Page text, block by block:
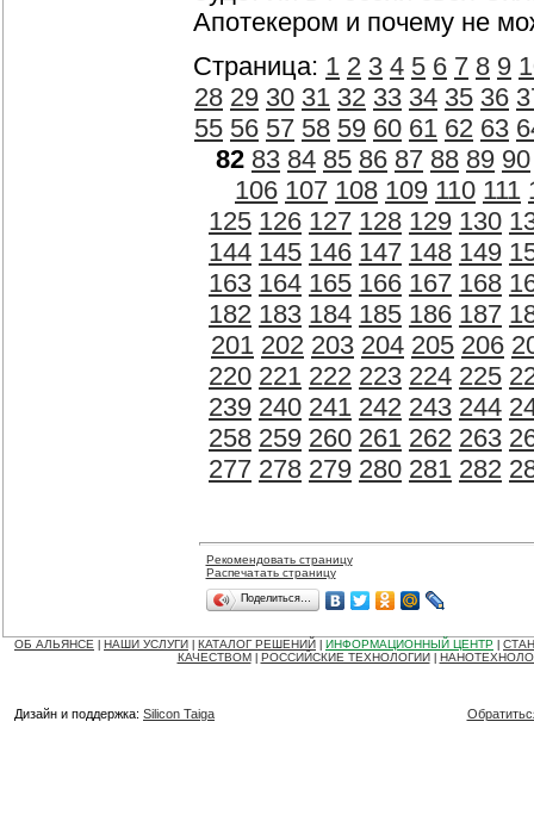
Апотекером и почему не
Страница: 1 2 3 4 5 6 7 8 9
28 29 30 31 32 33 34 35 36
55 56 57 58 59 60 61 62 63
82 83 84 85 86 87 88 89 90
106 107 108 109 110 111
125 126 127 128 129 130
144 145 146 147 148 149
163 164 165 166 167 168
182 183 184 185 186 187
201 202 203 204 205 206
220 221 222 223 224 225
239 240 241 242 243 244
258 259 260 261 262 263
277 278 279 280 281 282
Рекомендовать страницу
Распечатать страницу
Поделиться…
ОБ АЛЬЯНСЕ НАШИ УСЛУГИ КАТАЛОГ РЕШЕНИЙ ИНФОРМАЦИОННЫЙ ЦЕНТР
КАЧЕСТВОМ
РОССИЙСКИЕ ТЕХНОЛОГИИ
Дизайн и поддержка: Silicon Taiga